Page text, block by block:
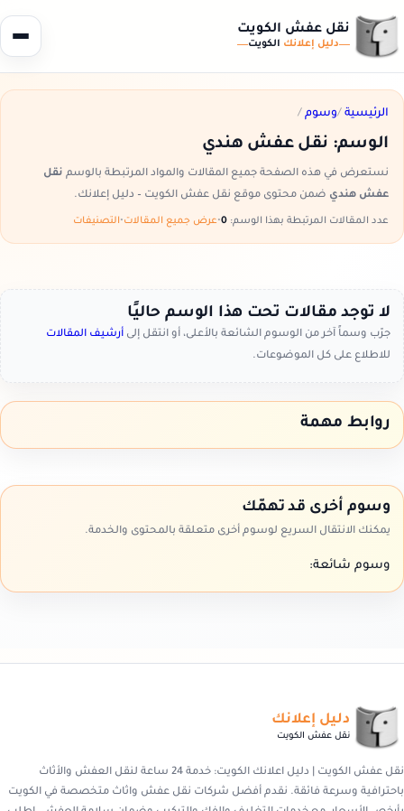
نقل عفش الكويت
دليل إعلانك الكويت
الرئيسية /وسوم /
الوسم: نقل عفش هندي
نستعرض في هذه الصفحة جميع المقالات والمواد المرتبطة بالوسم نقل
عفش هندي ضمن محتوى موقع نقل عفش الكويت – دليل إعلانك.
عدد المقالات المرتبطة بهذا الوسم: •عرض جميع المقالات•التصنيفات
لا توجد مقالات تحت هذا الوسم حاليًا
جرّب وسماً آخر من الوسوم الشائعة بالأعلى، أو انتقل إلى أرشيف المقالات
للاطلاع على كل الموضوعات.
روابط مهمة
وسوم أخرى قد تهمّك
يمكنك الانتقال السريع لوسوم أخرى متعلقة بالمحتوى والخدمة.
وسوم شائعة:
دليل إعلانك
نقل عفش الكويت
نقل عفش الكويت | دليل اعلانك الكويت: خدمة 24 ساعة لنقل العفش والأثاث
باحترافية وسرعة فائقة. نقدم أفضل شركات نقل عفش واثاث متخصصة في الكويت